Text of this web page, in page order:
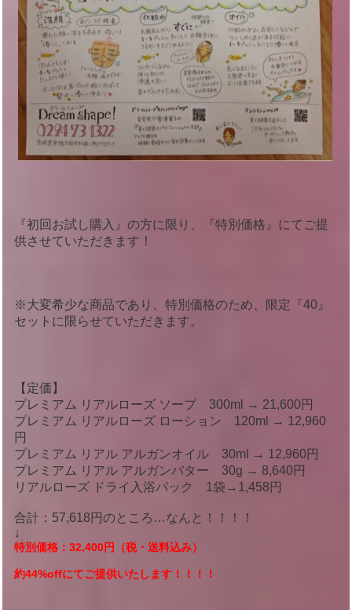
『初回お試し購入』の方に限り、『特別価格』にてご提
供させていただきます！
※大変希少な商品であり、特別価格のため、限定『40』
セットに限らせていただきます。
【定価】
プレミアム リアルローズ ソープ 300ml → 21,600円
プレミアム リアルローズ ローション 120ml → 12,960
円
プレミアム リアル アルガンオイル 30ml → 12,960円
プレミアム リアル アルガンバター 30g → 8,640円
リアルローズ ドライ入浴パック 1袋→1,458円
合計：57,618円のところ…なんと！！！！
↓
特別価格：32,400円（税・送料込み）
約44%offにてご提供いたします！！！！